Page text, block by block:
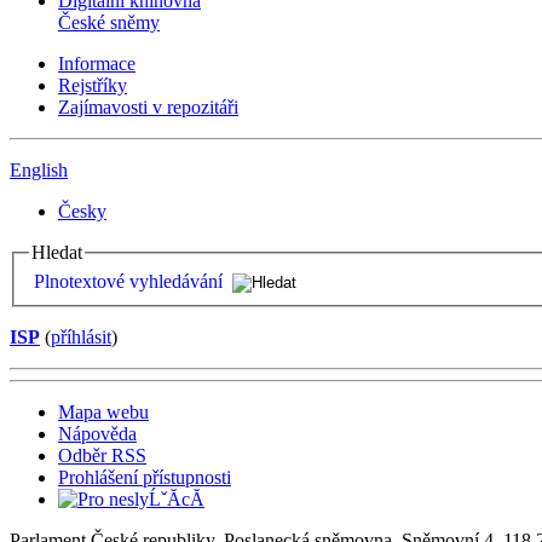
České sněmy
Informace
Rejstříky
Zajímavosti v repozitáři
English
Česky
Hledat
Plnotextové vyhledávání
ISP (příhlásit)
Mapa webu
Nápověda
Odběr RSS
Prohlášení přístupnosti